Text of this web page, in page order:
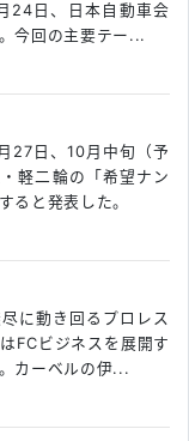
24日、日本自動車会
今回の主要テー...
27日、10月中旬（予
軽二輪の「希望ナン
ると発表した。
に動き回るプロレス
FCビジネスを展開す
カーベルの伊...